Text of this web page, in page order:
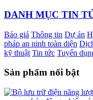
DANH MỤC TIN
Báo giá Thông tin Dự án
pháp an ninh toàn diện
kỹ thuật Tin tức Tuyển
Sản phẩm nổi bật